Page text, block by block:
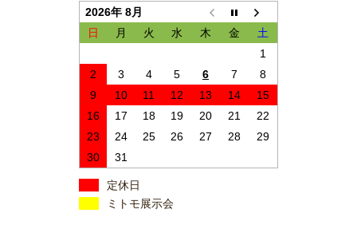
2026年 8月
日
月 火 水 木 金
土
1
2
3 4 5 6 7
8
9
10 11 12 13 14
15
16
17 18 19 20 21
22
23
24 25 26 27 28
29
30
31
定休日
ミトモ展示会